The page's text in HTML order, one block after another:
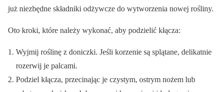
już niezbędne składniki odżywcze do wytworzenia nowej rośliny.
Oto kroki, które należy wykonać, aby podzielić kłącza:
Wyjmij roślinę z doniczki. Jeśli korzenie są splątane, delikatnie
rozerwij je palcami.
Podziel kłącza, przecinając je czystym, ostrym nożem lub